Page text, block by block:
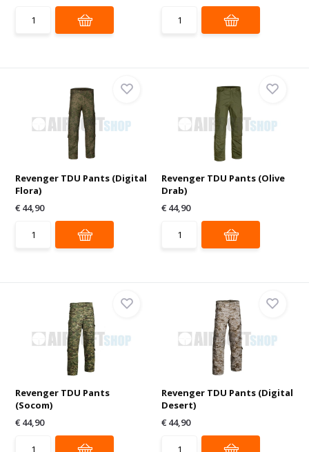
Revenger TDU Pants (Digital
Flora)
€ 44,90
Revenger TDU Pants (Olive
Drab)
€ 44,90
Revenger TDU Pants
(Socom)
€ 44,90
Revenger TDU Pants (Digital
Desert)
€ 44,90